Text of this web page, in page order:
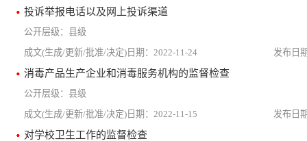
投诉举报电话以及网上投诉渠道
县级
2022-11-24
消毒产品生产企业和消毒服务机构的监督检查
县级
2022-11-15
对学校卫生工作的监督检查